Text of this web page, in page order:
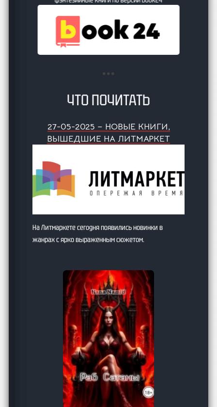
ЧТО ПОЧИТАТЬ
27-05-2025 – НОВЫЕ КНИГИ,
ВЫШЕДШИЕ НА ЛИТМАРКЕТ
На Литмаркете сегодня появились новинки в
жанрах с ярко выраженным сюжетом.